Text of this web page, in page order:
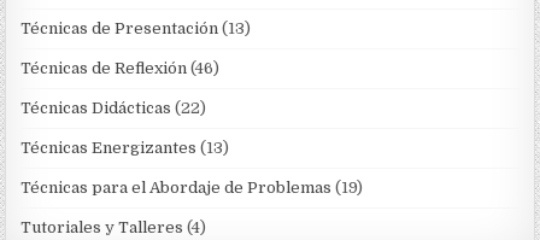
Técnicas de Presentación (13)
Técnicas de Reflexión (46)
Técnicas Didácticas (22)
Técnicas Energizantes (13)
Técnicas para el Abordaje de Problemas (19)
Tutoriales y Talleres (4)